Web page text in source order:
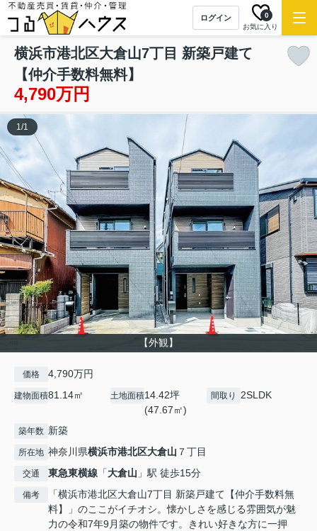
ログイン
お気に入り
0
横浜市港北区大倉山7丁目 新築戸建て
【仲介手数料無料】
4,790万円
【外観】
1/1
価格 4,790万円
建物面積81.14㎡ 土地面積14.42坪
(47.67㎡)
間取り 2SLDK
築年数 新築
所在地 神奈川県横浜市港北区大倉山 ７丁目
交通 東急東横線 「大倉山 」駅 徒歩15分
備考
「横浜市港北区大倉山7丁目 新築戸建て【仲介手数料無
料】」のここがイチオシ。懐かしさを感じる雰囲気が魅
力の令和7年9月築の物件です。きれい好きな方に一押